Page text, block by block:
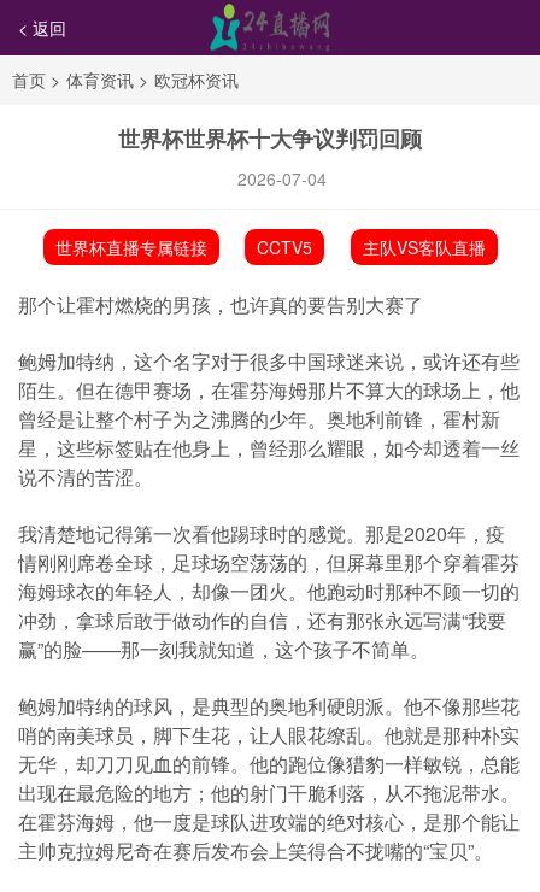
< 返回
首页 > 体育资讯 > 欧冠杯资讯
世界杯世界杯十大争议判罚回顾
2026-07-04
世界杯直播专属链接 CCTV5 主队VS客队直播
那个让霍村燃烧的男孩，也许真的要告别大赛了
鲍姆加特纳，这个名字对于很多中国球迷来说，或许还有些
陌生。但在德甲赛场，在霍芬海姆那片不算大的球场上，他
曾经是让整个村子为之沸腾的少年。奥地利前锋，霍村新
星，这些标签贴在他身上，曾经那么耀眼，如今却透着一丝
说不清的苦涩。
我清楚地记得第一次看他踢球时的感觉。那是2020年，疫
情刚刚席卷全球，足球场空荡荡的，但屏幕里那个穿着霍芬
海姆球衣的年轻人，却像一团火。他跑动时那种不顾一切的
冲劲，拿球后敢于做动作的自信，还有那张永远写满“我要
赢”的脸——那一刻我就知道，这个孩子不简单。
鲍姆加特纳的球风，是典型的奥地利硬朗派。他不像那些花
哨的南美球员，脚下生花，让人眼花缭乱。他就是那种朴实
无华，却刀刀见血的前锋。他的跑位像猎豹一样敏锐，总能
出现在最危险的地方；他的射门干脆利落，从不拖泥带水。
在霍芬海姆，他一度是球队进攻端的绝对核心，是那个能让
主帅克拉姆尼奇在赛后发布会上笑得合不拢嘴的“宝贝”。